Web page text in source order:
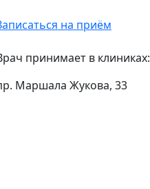
на приём
принимает в клиниках:
Маршала Жукова, 33